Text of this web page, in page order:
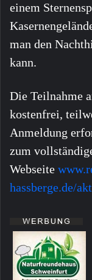
einem
man den
kann.
Die Teilnahme
kostenfrei,
Anmeldung
zum
Webseite
hassberge.de/